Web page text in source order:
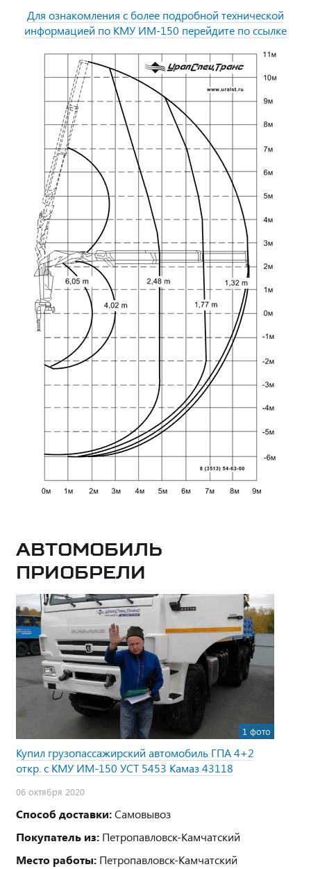
Для ознакомления с более подробной технической
информацией по КМУ ИМ-150 перейдите по ссылке
Автомобиль
приобрели
1 фото
Купил грузопассажирский автомобиль ГПА 4+2
откр. с КМУ ИМ-150 УСТ 5453 Камаз 43118
06 октября 2020
Способ доставки:Самовывоз
Покупатель из: Петропавловск-Камчатский
Место работы: Петропавловск-Камчатский